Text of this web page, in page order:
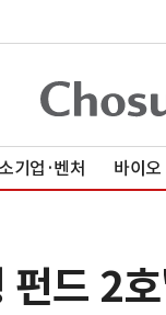
기업·벤처 바이오
펀드 2